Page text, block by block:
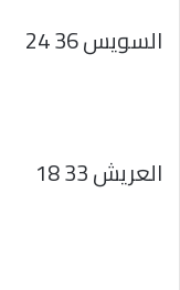
السويس 36 24
العريش 33 18